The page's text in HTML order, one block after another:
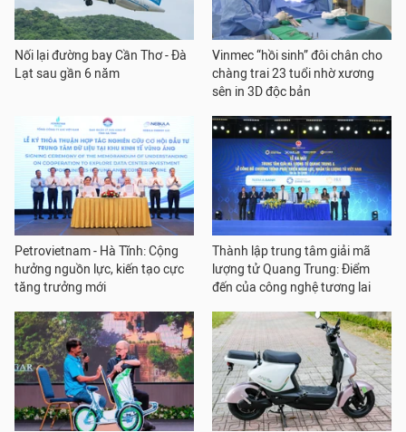
Nối lại đường bay Cần Thơ - Đà
Lạt sau gần 6 năm
Vinmec “hồi sinh” đôi chân cho
chàng trai 23 tuổi nhờ xương
sên in 3D độc bản
Petrovietnam - Hà Tĩnh: Cộng
hưởng nguồn lực, kiến tạo cực
tăng trưởng mới
Thành lập trung tâm giải mã
lượng tử Quang Trung: Điểm
đến của công nghệ tương lai